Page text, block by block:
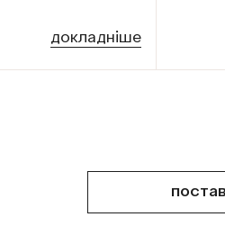
докладніше